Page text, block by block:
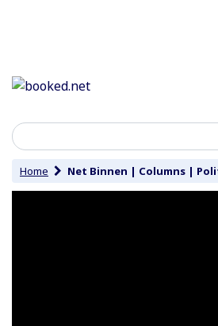
Home Net Binnen | Columns |